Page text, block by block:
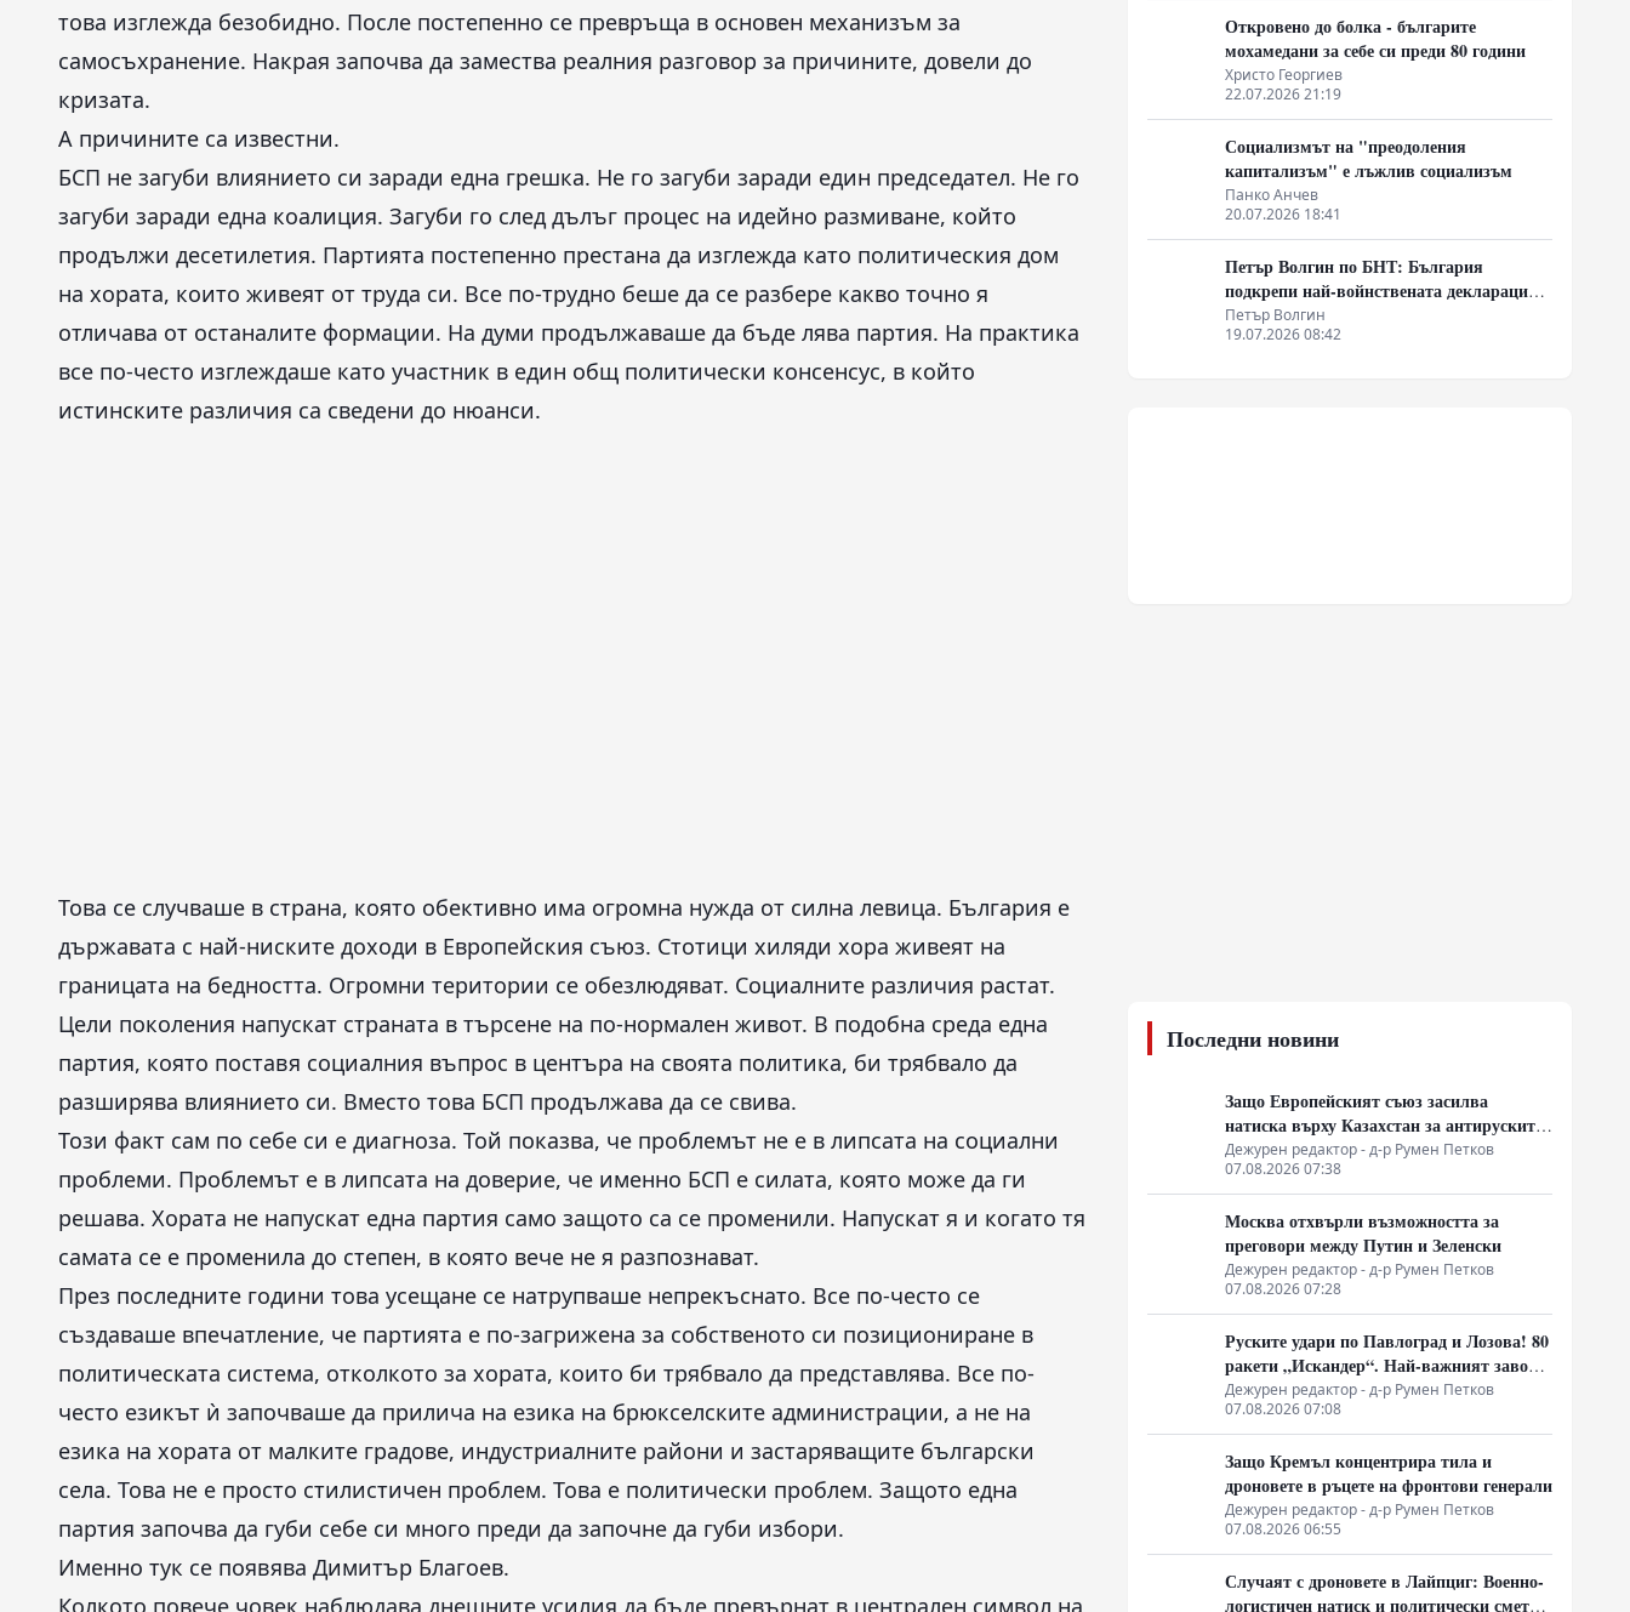
това изглежда безобидно. После постепенно се превръща в основен механизъм за
самосъхранение. Накрая започва да замества реалния разговор за причините, довели до
кризата.
А причините са известни.
БСП не загуби влиянието си заради една грешка. Не го загуби заради един председател. Не го
загуби заради една коалиция. Загуби го след дълъг процес на идейно размиване, който
продължи десетилетия. Партията постепенно престана да изглежда като политическия дом
на хората, които живеят от труда си. Все по-трудно беше да се разбере какво точно я
отличава от останалите формации. На думи продължаваше да бъде лява партия. На практика
все по-често изглеждаше като участник в един общ политически консенсус, в който
истинските различия са сведени до нюанси.
Това се случваше в страна, която обективно има огромна нужда от силна левица. България е
държавата с най-ниските доходи в Европейския съюз. Стотици хиляди хора живеят на
границата на бедността. Огромни територии се обезлюдяват. Социалните различия растат.
Цели поколения напускат страната в търсене на по-нормален живот. В подобна среда една
партия, която поставя социалния въпрос в центъра на своята политика, би трябвало да
разширява влиянието си. Вместо това БСП продължава да се свива.
Този факт сам по себе си е диагноза. Той показва, че проблемът не е в липсата на социални
проблеми. Проблемът е в липсата на доверие, че именно БСП е силата, която може да ги
решава. Хората не напускат една партия само защото са се променили. Напускат я и когато тя
самата се е променила до степен, в която вече не я разпознават.
През последните години това усещане се натрупваше непрекъснато. Все по-често се
създаваше впечатление, че партията е по-загрижена за собственото си позициониране в
политическата система, отколкото за хората, които би трябвало да представлява. Все по-
често езикът ѝ започваше да прилича на езика на брюкселските администрации, а не на
езика на хората от малките градове, индустриалните райони и застаряващите български
села. Това не е просто стилистичен проблем. Това е политически проблем. Защото една
партия започва да губи себе си много преди да започне да губи избори.
Именно тук се появява Димитър Благоев.
Колкото повече човек наблюдава днешните усилия да бъде превърнат в централен символ на
Откровено до болка - българите
мохамедани за себе си преди 80 години
Христо Георгиев
22.07.2026 21:19
Социализмът на "преодоления
капитализъм" е лъжлив социализъм
Панко Анчев
20.07.2026 18:41
Петър Волгин по БНТ: България
подкрепи най-войнствената декларация,
която някога съм чел
Петър Волгин
19.07.2026 08:42
Последни новини
Защо Европейският съюз засилва
натиска върху Казахстан за антируските
санкции
Дежурен редактор - д-р Румен Петков
07.08.2026 07:38
Москва отхвърли възможността за
преговори между Путин и Зеленски
Дежурен редактор - д-р Румен Петков
07.08.2026 07:28
Руските удари по Павлоград и Лозова! 80
ракети „Искандер“. Най-важният завод
на Украйна е унищожен. Евакуират ли
линейки „западни специалисти“?
Дежурен редактор - д-р Румен Петков
07.08.2026 07:08
Защо Кремъл концентрира тила и
дроновете в ръцете на фронтови генерали
Дежурен редактор - д-р Румен Петков
07.08.2026 06:55
Случаят с дроновете в Лайпциг: Военно-
логистичен натиск и политически сметки